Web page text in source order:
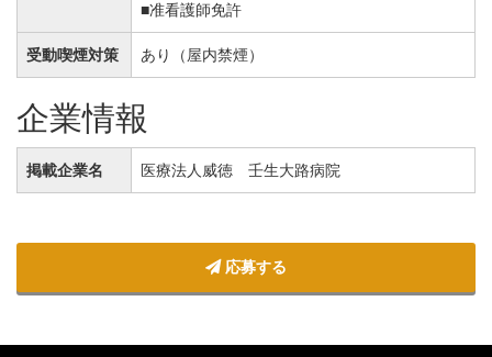
■准看護師免許
受動喫煙対策 あり（屋内禁煙）
企業情報
掲載企業名 医療法人威徳 壬生大路病院
応募する